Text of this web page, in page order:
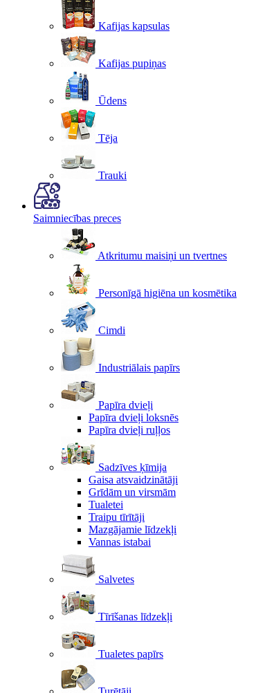
Kafijas kapsulas
Kafijas pupiņas
Ūdens
Tēja
Trauki
Saimniecības preces
Atkritumu maisiņi un tvertnes
Personīgā higiēna un kosmētika
Cimdi
Industriālais papīrs
Papīra dvieļi
Papīra dvieļi loksnēs
Papīra dvieļi ruļļos
Sadzīves ķīmija
Gaisa atsvaidzinātāji
Grīdām un virsmām
Tualetei
Traipu tīrītāji
Mazgājamie līdzekļi
Vannas istabai
Salvetes
Tīrīšanas līdzekļi
Tualetes papīrs